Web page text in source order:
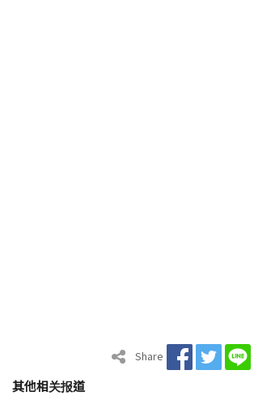
Share
其他相关报道